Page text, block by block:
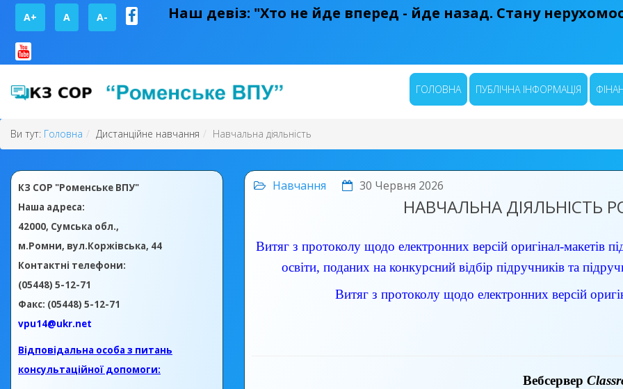
A+ А A- Наш девіз: "Хто не йде вперед - йде назад. Стану
ГОЛОВНА ПУБЛІЧНА ІНФОРМАЦІЯ
Ви тут: Головна Дистанційне навчання Навчальна діяльність
КЗ СОР "Роменське ВПУ"
Наша адреса:
42000, Сумська обл.,
м.Ромни, вул.Коржівська, 44
Контактні телефони:
(05448) 5-12-71
Факс: (05448) 5-12-71
vpu14@ukr.net
Відповідальна особа з питань
консультаційної допомоги:
Навчання 30 Червня 2026
НАВЧАЛЬНА ДІЯЛЬНІСТЬ
Витяг з протоколу щодо електронних версій оригінал-макетів
освіти, поданих на конкурсний відбір підручників та
Витяг з протоколу щодо електронних версій
Вебсервер